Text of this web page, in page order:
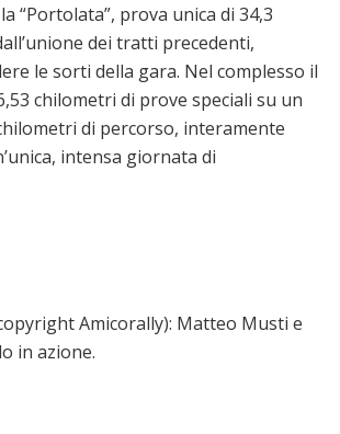
“Portolata”, prova unica di 34,3
dei tratti precedenti,
le sorti della gara. Nel complesso il
chilometri di prove speciali su un
di percorso, interamente
intensa giornata di
Amicorally): Matteo Musti e
in azione.